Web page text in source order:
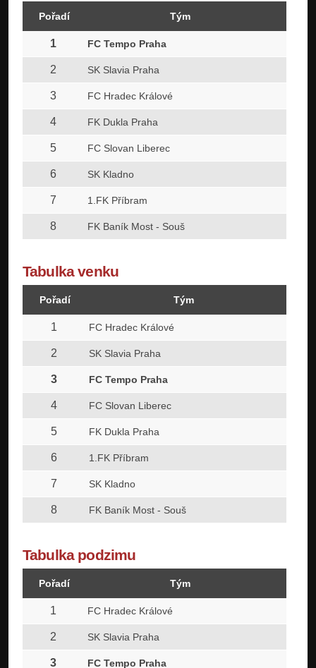
Pořadí Tým
1 FC Tempo Praha
2 SK Slavia Praha
3 FC Hradec Králové
4 FK Dukla Praha
5 FC Slovan Liberec
6 SK Kladno
7 1.FK Příbram
8 FK Baník Most - Souš
Tabulka venku
Pořadí Tým
1 FC Hradec Králové
2 SK Slavia Praha
3 FC Tempo Praha
4 FC Slovan Liberec
5 FK Dukla Praha
6 1.FK Příbram
7 SK Kladno
8 FK Baník Most - Souš
Tabulka podzimu
Pořadí Tým
1 FC Hradec Králové
2 SK Slavia Praha
3 FC Tempo Praha